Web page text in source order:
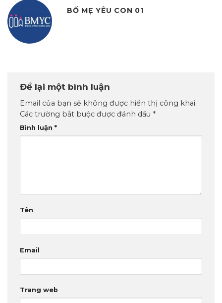
BỐ MẸ YÊU CON 01
Để lại một bình luận
Email của bạn sẽ không được hiển thị công khai.
Các trường bắt buộc được đánh dấu *
Bình luận *
Tên
Email
Trang web